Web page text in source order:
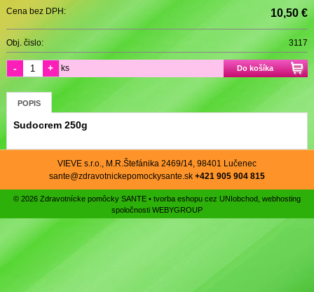
Cena bez DPH: 10,50 €
Obj. čislo: 3117
Do košíka
- + ks
POPIS
Sudocrem 250g
VIEVE s.r.o., M.R.Štefánika 2469/14, 98401 Lučenec
sante@zdravotnickepomockysante.sk +421 905 904 815
© 2026 Zdravotnícke pomôcky SANTE • tvorba eshopu cez UNIobchod webhosting
spoločnosti WEBYGROUP